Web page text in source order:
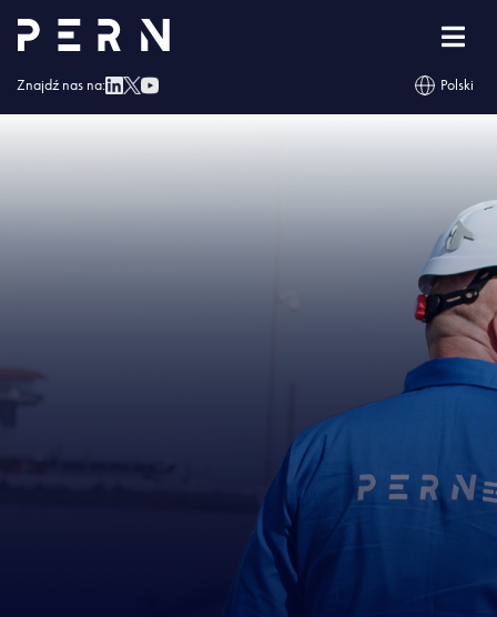
Znajdź nas na: Polski
Strona główna »Narodowe Święta Majowe